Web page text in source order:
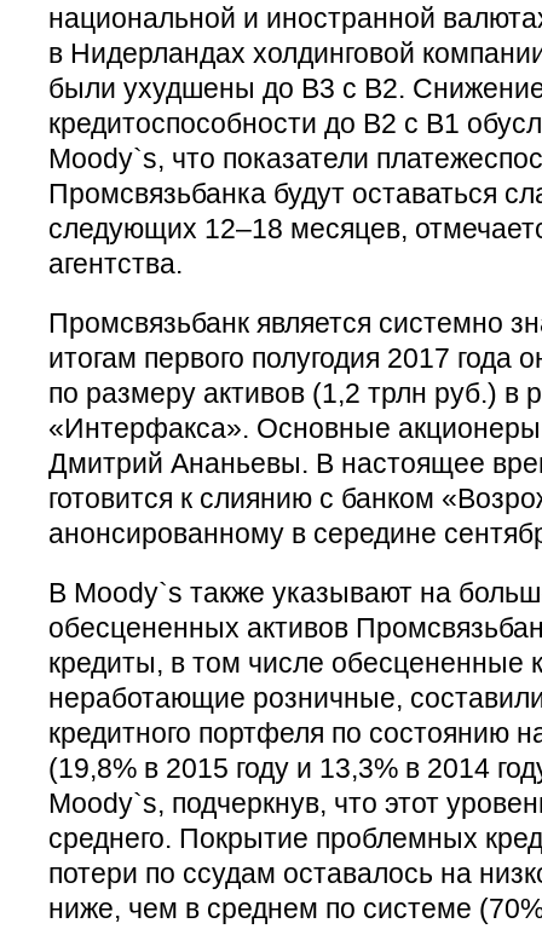
национальной и иностранной
в Нидерландах холдинговой
были ухудшены до B3 с B2.
кредитоспособности до B2 с B1
Moody`s, что показатели
Промсвязьбанка будут оставаться
следующих 12–18 месяцев,
агентства.
Промсвязьбанк является системно
итогам первого полугодия 2017 года
по размеру активов (1,2 трлн руб.) в
«Интерфакса». Основные
Дмитрий Ананьевы. В настоящее
готовится к слиянию с банком
анонсированному в середине
В Moody`s также указывают на
обесцененных активов
кредиты, в том числе обесцененные
неработающие розничные,
кредитного портфеля по состоянию
(19,8% в 2015 году и 13,3% в 2014
Moody`s, подчеркнув, что этот
среднего. Покрытие проблемных
потери по ссудам оставалось на
ниже, чем в среднем по системе